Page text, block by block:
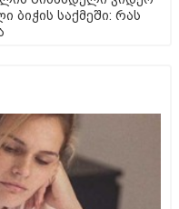
ბიჭის საქმეში: რას